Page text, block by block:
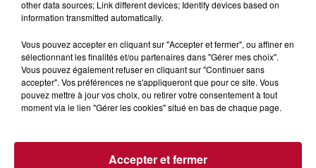
7 et 8 août. Une fresque nocturne...
other data sources; Link different devices; Identify devices based on
information transmitted automatically.
Vous pouvez accepter en cliquant sur "Accepter et fermer", ou affiner en
sélectionnant les finalités et/ou partenaires dans "Gérer mes choix".
Vous pouvez également refuser en cliquant sur "Continuer sans
accepter". Vos préférences ne s'appliqueront que pour ce site. Vous
pouvez mettre à jour vos choix, ou retirer votre consentement à tout
moment via le lien "Gérer les cookies" situé en bas de chaque page.
Accepter et fermer